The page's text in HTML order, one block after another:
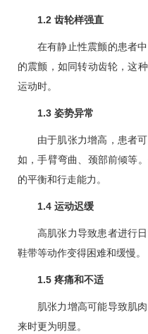
1.2 齿轮样强直
在有静止性震颤的患者
的震颤，如同转动齿轮，这
运动时。
1.3 姿势异常
由于肌张力增高，患者
如，手臂弯曲、颈部前倾等
的平衡和行走能力。
1.4 运动迟缓
高肌张力导致患者进行
鞋带等动作变得困难和缓慢。
1.5 疼痛和不适
肌张力增高可能导致肌
来时更为明显。